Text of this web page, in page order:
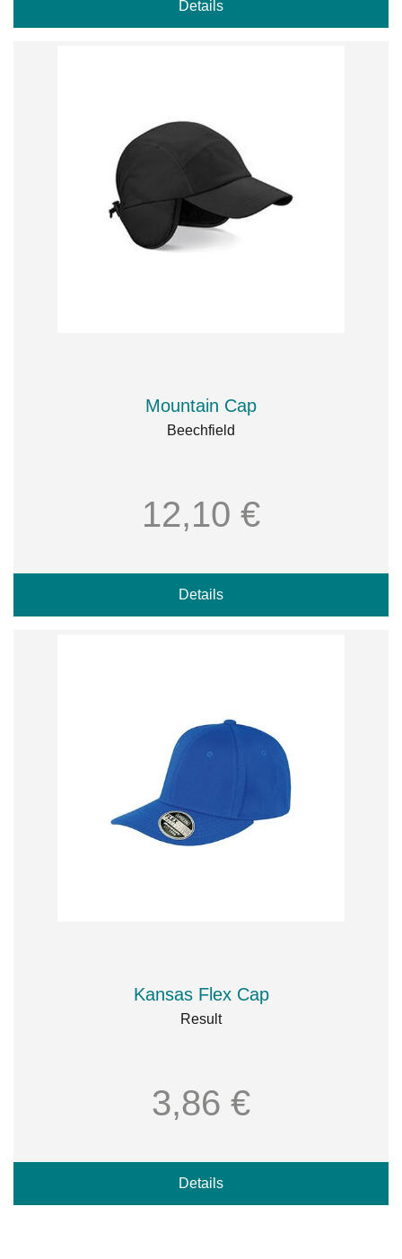
Details
Mountain Cap
Beechfield
12,10 €
Details
Kansas Flex Cap
Result
3,86 €
Details